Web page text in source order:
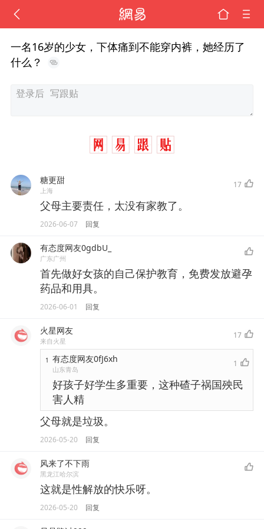
一名16岁的少女，下体痛到不能穿内裤，她经历了
什么？
糖更甜
上海
17
父母主要责任，太没有家教了。
2026-06-07 回复
有态度网友0gdbU_
广东广州
首先做好女孩的自己保护教育，免费发放避孕
药品和用具。
2026-06-01 回复
火星网友
来自火星
17
1 有态度网友0fJ6xh
山东青岛
1
好孩子好学生多重要，这种碴子祸国殃民
害人精
父母就是垃圾。
2026-05-20 回复
风来了不下雨
黑龙江哈尔滨
这就是性解放的快乐呀。
2026-05-20 回复